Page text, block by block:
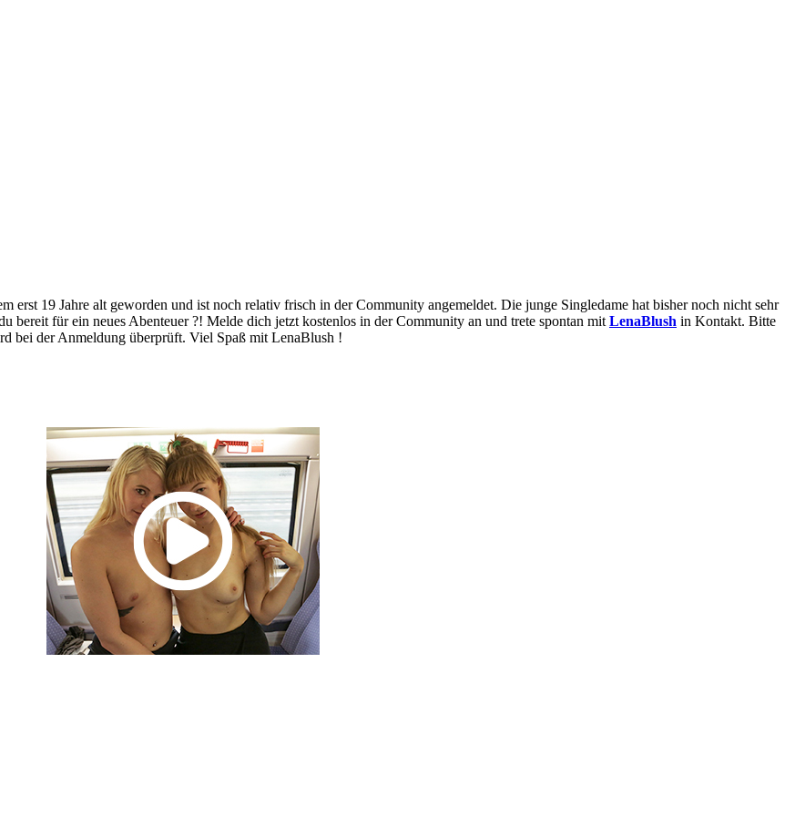
bereit für ein neues Abenteuer ?! Melde dich jetzt kostenlos in der Community an und trete spontan mitLenaBlush in Kontakt. Bitte
bei der Anmeldung überprüft. Viel Spaß mit LenaBlush !